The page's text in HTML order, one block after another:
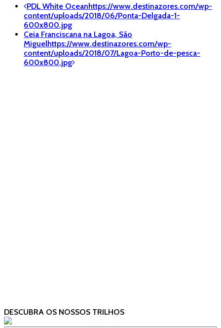
Post
navigation
PDL White Oceanhttps://www.destinazores.com/wp-
content/uploads/2018/06/Ponta-Delgada-1-
600x800.jpg
Ceia Franciscana na Lagoa, São
Miguelhttps://www.destinazores.com/wp-
content/uploads/2018/07/Lagoa-Porto-de-pesca-
600x800.jpg
DESCUBRA OS NOSSOS TRILHOS